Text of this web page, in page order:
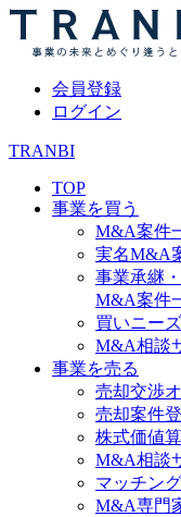
会員登録
ログイン
TRANBI
TOP
事業を買う
M&A案件
実名M&A
事業承継
M&A案件
買いニー
M&A相談
事業を売る
売却交渉
売却案件
株式価値
M&A相談
マッチン
M&A専門